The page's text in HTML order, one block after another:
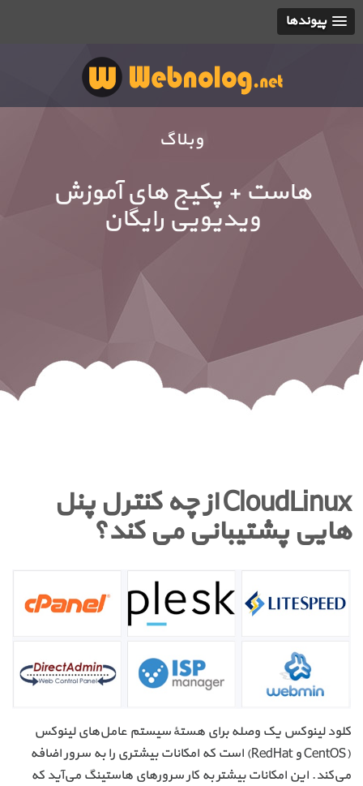
پیوندها
وبلاگ
هاست + پکیج های آموزش
ویدیویی رایگان
CloudLinux از چه کنترل پنل
هایی پشتیبانی می کند؟
کلود لینوکس یک وصله برای هستهٔ سیستم عامل‌های لینوکس
(CentOS و RedHat) است که امکانات بیشتری را به سرور اضافه
می‌کند. این امکانات بیشتر به کار سرورهای هاستینگ می‌آید که